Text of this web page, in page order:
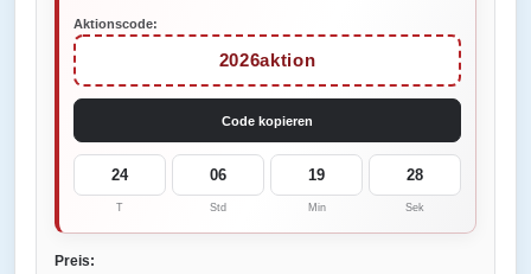
Aktionscode:
2026aktion
Code kopieren
24
T
06
Std
19
Min
28
Sek
Preis: